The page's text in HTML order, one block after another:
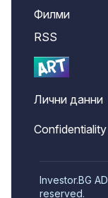
Филми
RSS
Лични данни
Confidentiality
Investor.BG
reserved.